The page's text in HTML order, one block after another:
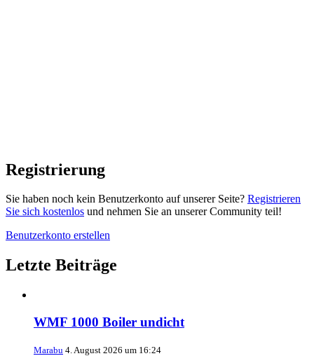
Registrierung
Sie haben noch kein Benutzerkonto auf unserer Seite? Registrieren
Sie sich kostenlos und nehmen Sie an unserer Community teil!
Benutzerkonto erstellen
Letzte Beiträge
WMF 1000 Boiler undicht
Marabu 4. August 2026 um 16:24